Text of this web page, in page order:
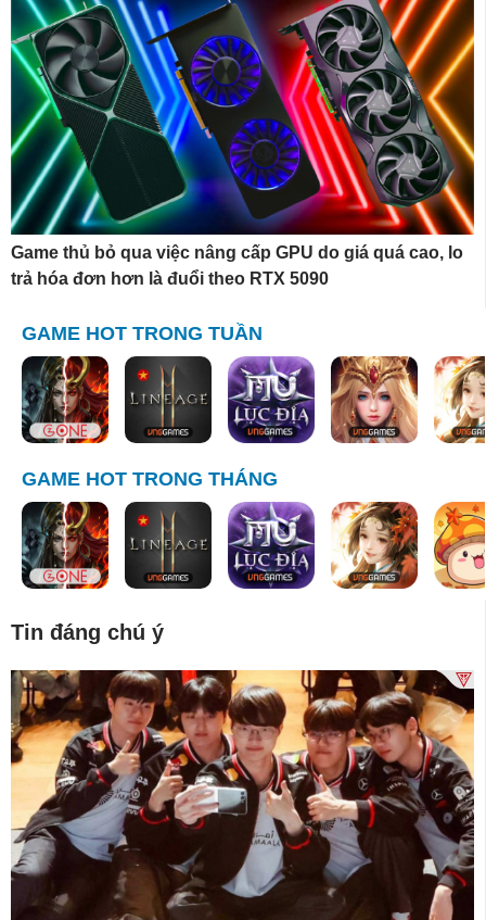
Game thủ bỏ qua việc nâng cấp GPU do giá quá cao, lo
trả hóa đơn hơn là đuổi theo RTX 5090
GAME HOT TRONG TUẦN
GAME HOT TRONG THÁNG
Tin đáng chú ý